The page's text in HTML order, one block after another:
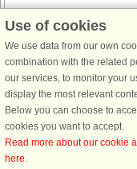
Dieses qualitativ
Strand ist perfekt für zwei
mehrere Familien konzipiert,
ihren Urlaub gemeinsam
möchten. Das Anwesen
über ...
van € 663
Use of cookies
We use data from our own
combination with the related
our services, to monitor your
display the most relevant
Below you can choose to
cookies you want to accept.
Read more about our cookie
here.